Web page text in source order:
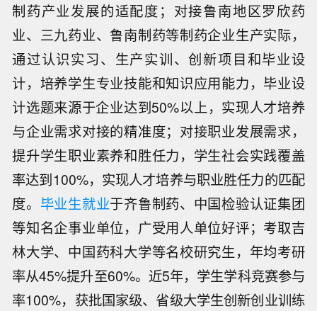
制药产业发展的适配度；对接鲁南地区罗欣药
业、三九药业、鲁南制药等制药企业生产实际，
通过认识实习、生产实训、创新项目和毕业设
计，培养学生专业技能和知识应用能力，毕业设
计选题来源于企业达到50%以上，实现人才培养
与企业需求对接的精准度；对接职业发展需求，
提升学生职业素养和胜任力，学生社会实践覆盖
率达到100%，实现人才培养与职业胜任力的匹配
度。 毕业生就业于齐鲁制药、中国检验认证集团
等知名企事业单位，广受用人单位好评；考取吉
林大学、中国药科大学等名校研究生，年均考研
率从45%提升至60%。近5年，学生学科竞赛参与
率100%，获批国家级、省级大学生创新创业训练